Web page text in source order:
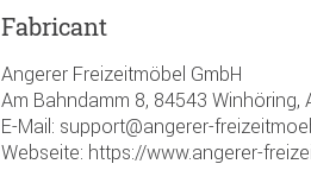
Fabricant
Angerer Freizeitmöbel GmbH
Am Bahndamm 8, 84543 Winhöring,
E-Mail: support@angerer-
Webseite: https://www.angerer-